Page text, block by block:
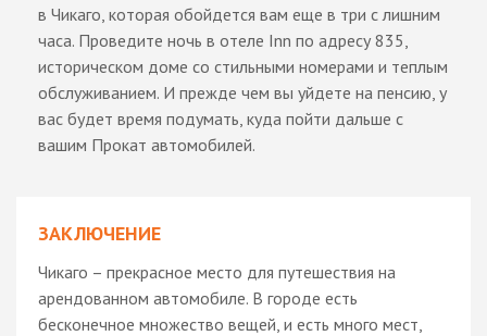
в Чикаго, которая обойдется вам еще в три с лишним
часа. Проведите ночь в отеле Inn по адресу 835,
историческом доме со стильными номерами и теплым
обслуживанием. И прежде чем вы уйдете на пенсию, у
вас будет время подумать, куда пойти дальше с
вашим Прокат автомобилей.
ЗАКЛЮЧЕНИЕ
Чикаго – прекрасное место для путешествия на
арендованном автомобиле. В городе есть
бесконечное множество вещей, и есть много мест,